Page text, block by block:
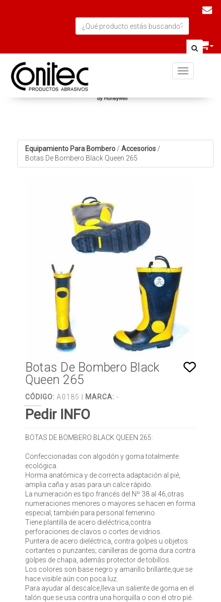
Toggle
Equipamiento Para Bombero / Accesorios /
Botas De Bombero Black Queen 265
Botas De Bombero Black
Queen 265
CÓDIGO: A0185 | MARCA: -
Pedir INFO
BOTAS DE BOMBERO BLACK QUEEN 265:
Confeccionadas con algodón y goma totalmente
ecológica.
Horma anatómica y de correcta adaptación al pié,
amplia caña y asas para un calce rápido.
La numeración es tipo francés del Nº 38 al 46,otras
numeraciones menores o mayores se hacen en forma
especial, también para personal femenino.
Tiene plantilla de acero dieléctrica,contra
perforaciones de clavos o cortes de vidrios.
Puntera de acero dieléctrica, contra golpes u objetos
cortantes o punzantes; canilleras de goma dura contra
golpes de chapa, además protector de tobillos.
Los colores son base negro y amarillo brillante,que se
hace visible aún con poca luz.
Para ayudar al descalce,lleva un saliente de goma en el
talón que se usa contra una horquilla o con el otro pié.